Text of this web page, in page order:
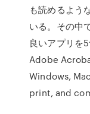
も読めるよう
いる。その中
良いアプリを
Adobe
Windows,
print, and